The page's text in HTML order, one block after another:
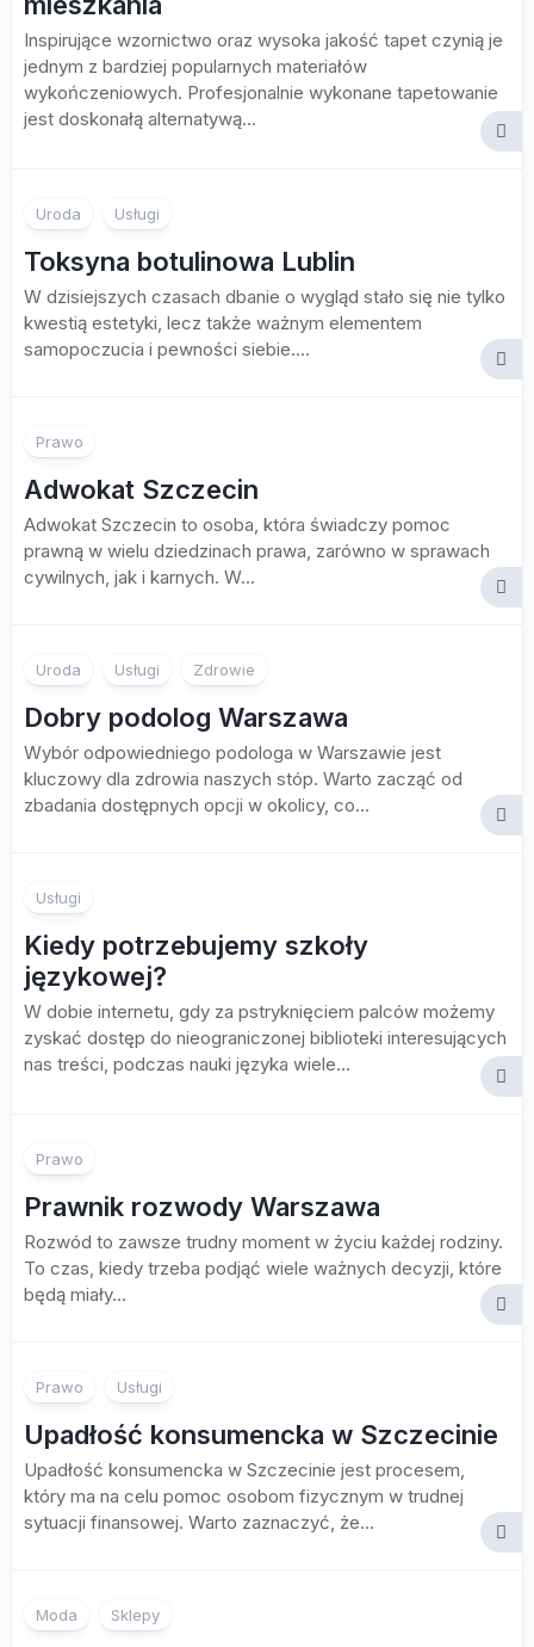
Inspirujące wzornictwo oraz wysoka jakość tapet czynią je
jednym z bardziej popularnych materiałów
wykończeniowych. Profesjonalnie wykonane tapetowanie
jest doskonałą alternatywą...
Uroda Usługi
Toksyna botulinowa Lublin
W dzisiejszych czasach dbanie o wygląd stało się nie tylko
kwestią estetyki, lecz także ważnym elementem
samopoczucia i pewności siebie....
Prawo
Adwokat Szczecin
Adwokat Szczecin to osoba, która świadczy pomoc
prawną w wielu dziedzinach prawa, zarówno w sprawach
cywilnych, jak i karnych. W...
Uroda Usługi Zdrowie
Dobry podolog Warszawa
Wybór odpowiedniego podologa w Warszawie jest
kluczowy dla zdrowia naszych stóp. Warto zacząć od
zbadania dostępnych opcji w okolicy, co...
Usługi
Kiedy potrzebujemy szkoły
językowej?
W dobie internetu, gdy za pstryknięciem palców możemy
zyskać dostęp do nieograniczonej biblioteki interesujących
nas treści, podczas nauki języka wiele...
Prawo
Prawnik rozwody Warszawa
Rozwód to zawsze trudny moment w życiu każdej rodziny.
To czas, kiedy trzeba podjąć wiele ważnych decyzji, które
będą miały...
Prawo Usługi
Upadłość konsumencka w Szczecinie
Upadłość konsumencka w Szczecinie jest procesem,
który ma na celu pomoc osobom fizycznym w trudnej
sytuacji finansowej. Warto zaznaczyć, że...
Moda Sklepy